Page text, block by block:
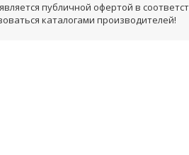
публичной офертой в
каталогами производителей!